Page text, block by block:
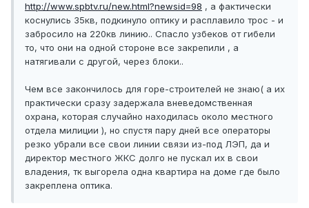
http://www.spbtv.ru/new.html?newsid=98 , а фактически
коснулись 35кв, подкинуло оптику и расплавило трос - и
забросило на 220кв линию.. Спасло узбеков от гибели
то, что они на одной стороне все закрепили , а
натягивали с другой, через блоки..
Чем все закончилось для горе-строителей не знаю( а их
практически сразу задержала вневедомственная
охрана, которая случайно находилась около местного
отдела милиции ), но спустя пару дней все операторы
резко убрали все свои линии связи из-под ЛЭП, да и
директор местного ЖКС долго не пускал их в свои
владения, тк выгорела одна квартира на доме где было
закреплена оптика.